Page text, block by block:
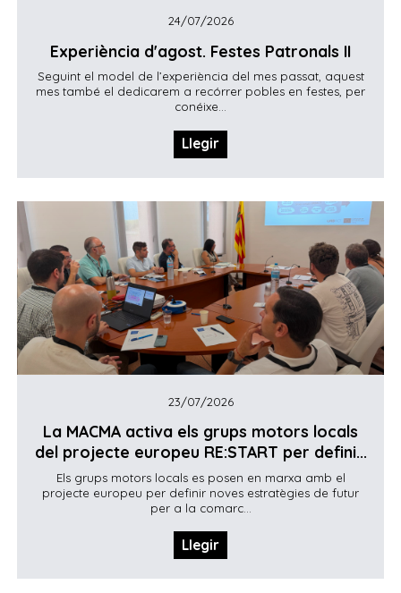
24/07/2026
Experiència d'agost. Festes Patronals II
Seguint el model de l’experiència del mes passat, aquest
mes també el dedicarem a recórrer pobles en festes, per
conéixe...
Llegir
23/07/2026
La MACMA activa els grups motors locals
del projecte europeu RE:START per defini...
Els grups motors locals es posen en marxa amb el
projecte europeu per definir noves estratègies de futur
per a la comarc...
Llegir